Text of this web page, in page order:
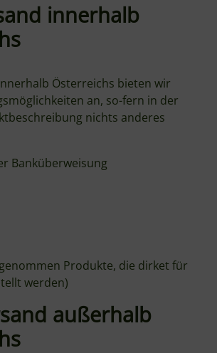
innerhalb
Österreichs bieten wir
an, so-fern in der
nichts anderes
Banküberweisung
Produkte, die dirket für
werden)
außerhalb